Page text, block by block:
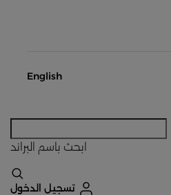
English
ابحث باسم البراند
تسجيل الدخول